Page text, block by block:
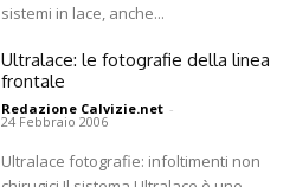
sistemi in lace, anche...
Ultralace: le fotografie della linea
frontale
Redazione Calvizie.net -
24 Febbraio 2006
Ultralace fotografie: infoltimenti non